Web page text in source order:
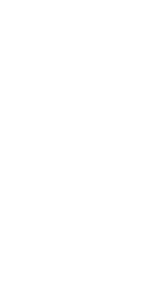
Ein
die
innen
Detail